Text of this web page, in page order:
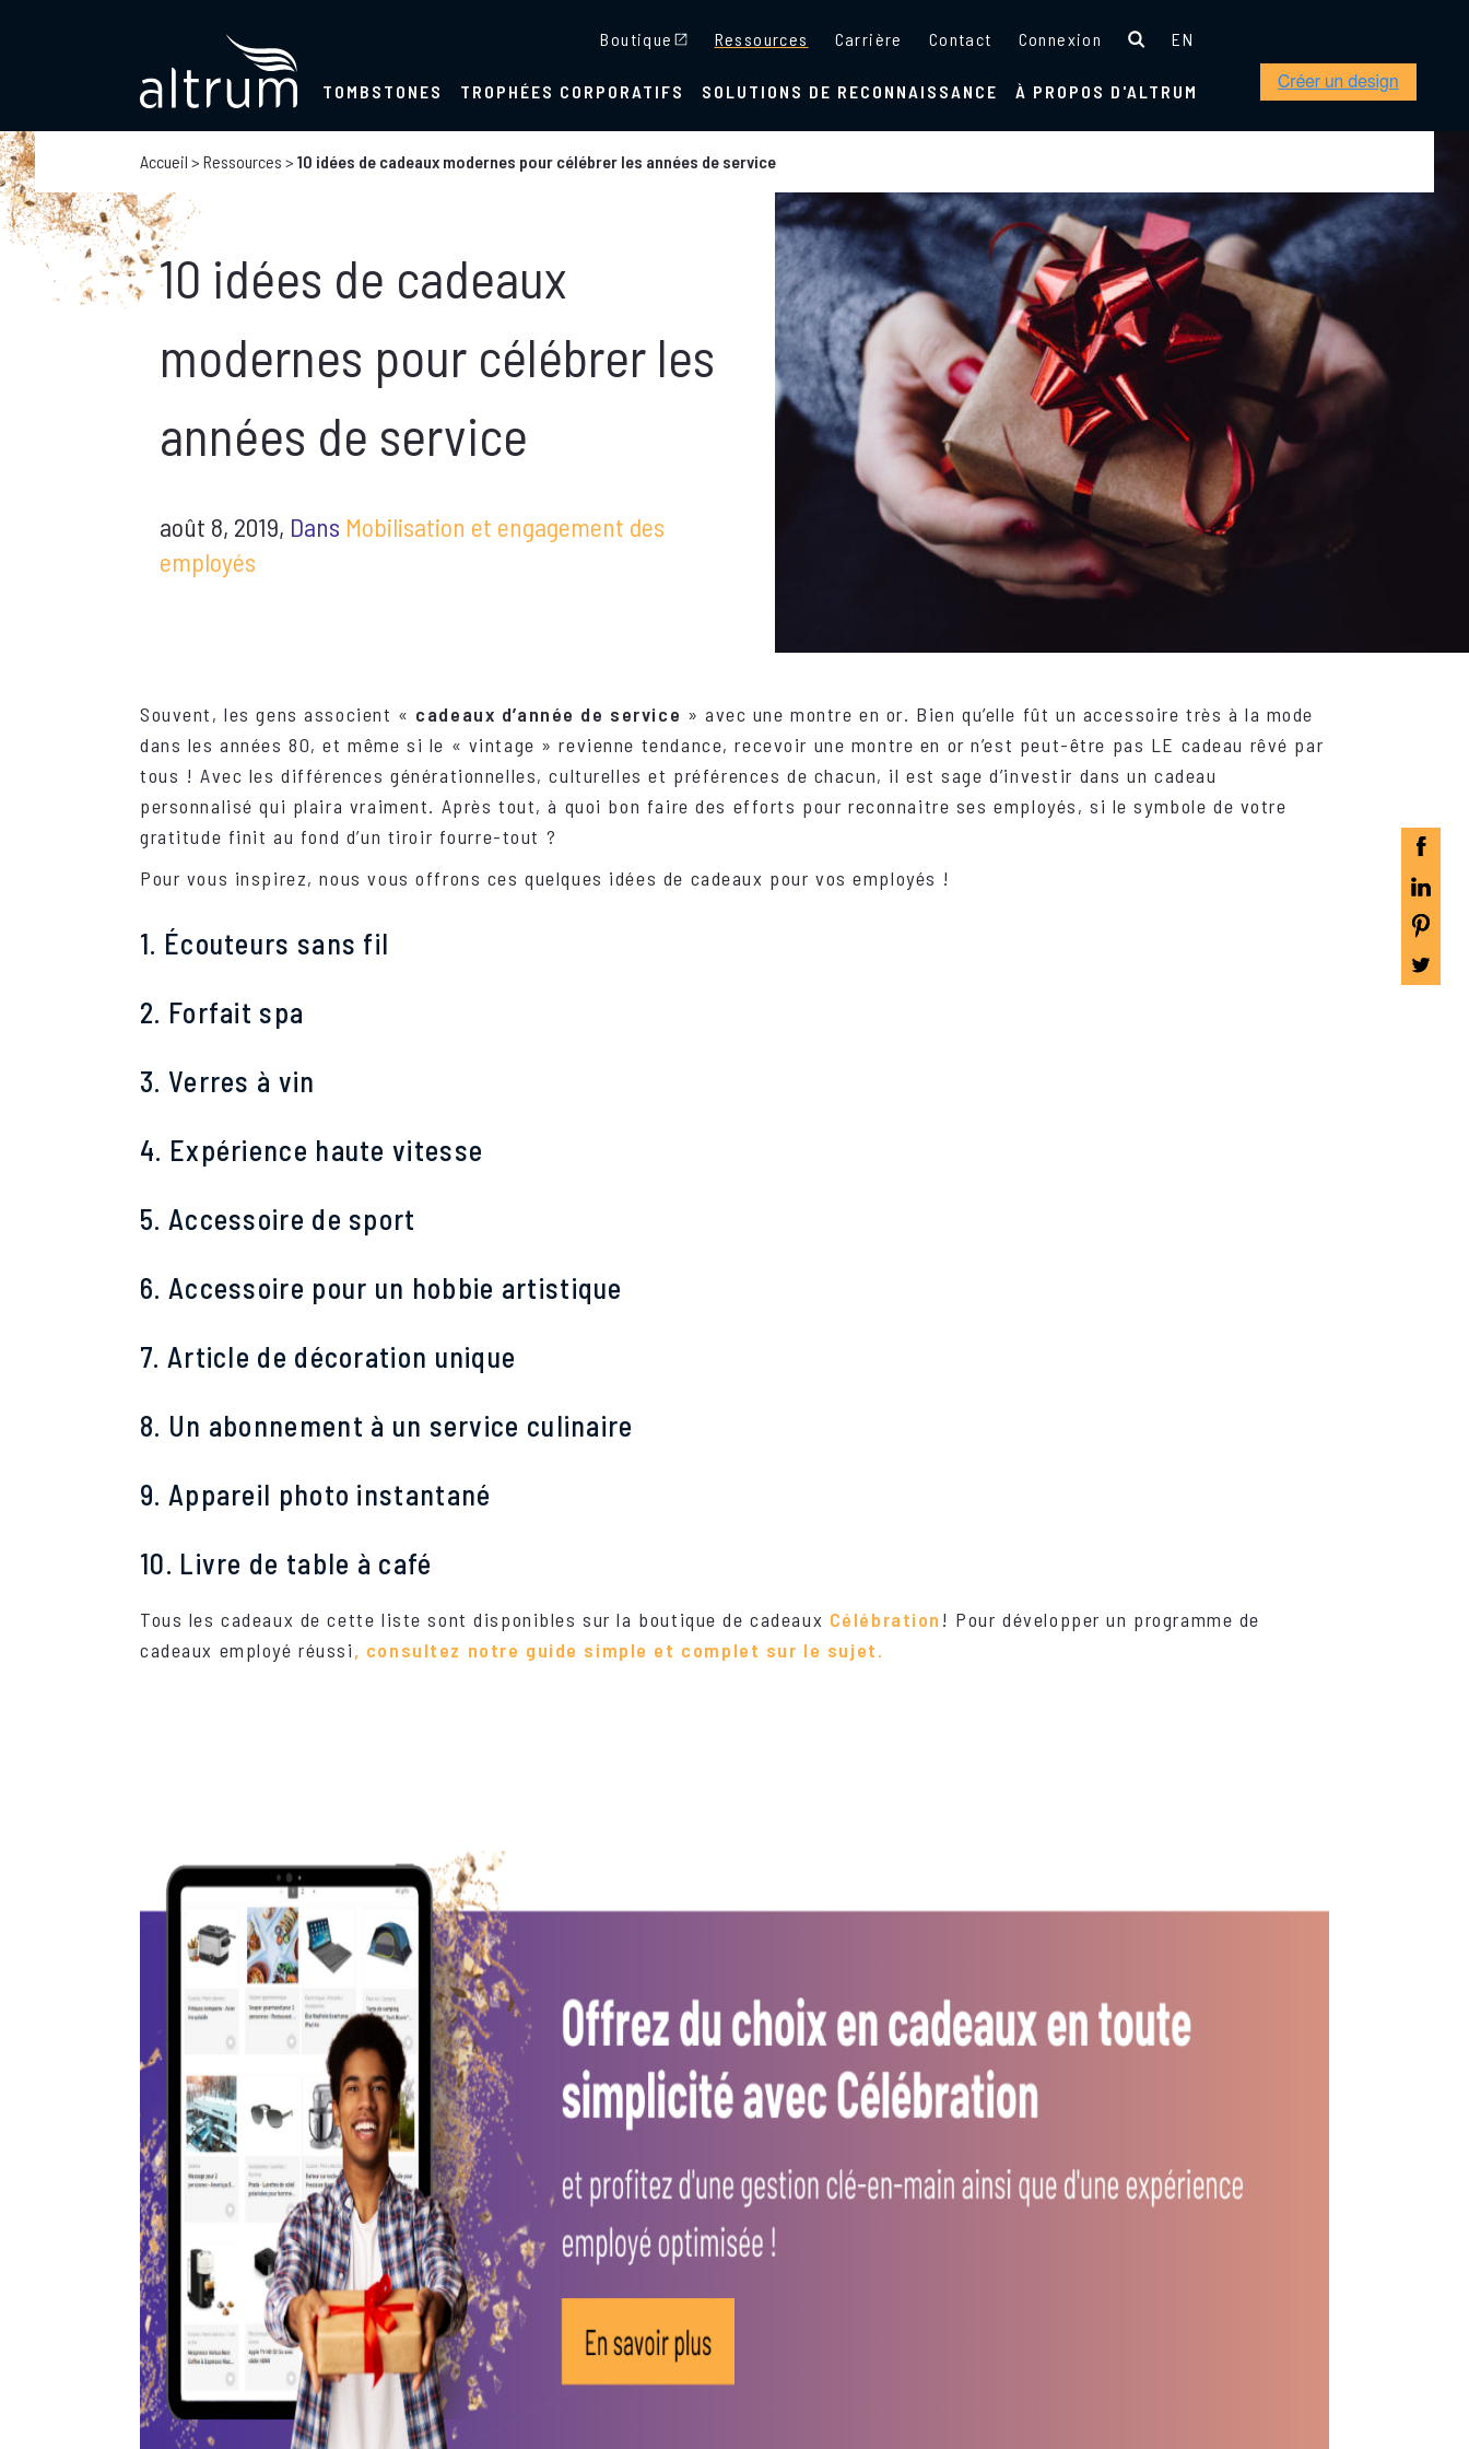
Boutique Ressources Carrière Contact Connexion EN
TOMBSTONES TROPHÉES CORPORATIFS SOLUTIONS DE RECONNAISSANCE À PROPOS D'ALTRUM
Accueil > Ressources > 10 idées de cadeaux modernes pour célébrer les années de service
10 idées de cadeaux
modernes pour célébrer les
années de service
août 8, 2019, Dans Mobilisation et engagement des
employés
Souvent, les gens associent « cadeaux d’année de service » avec une montre en or. Bien qu’elle fût un accessoire très à la mode
dans les années 80, et même si le « vintage » revienne tendance, recevoir une montre en or n’est peut-être pas LE cadeau rêvé par
tous ! Avec les différences générationnelles, culturelles et préférences de chacun, il est sage d’investir dans un cadeau
personnalisé qui plaira vraiment. Après tout, à quoi bon faire des efforts pour reconnaitre ses employés, si le symbole de votre
gratitude finit au fond d’un tiroir fourre-tout ?
Pour vous inspirez, nous vous offrons ces quelques idées de cadeaux pour vos employés !
1. Écouteurs sans fil
2. Forfait spa
3. Verres à vin
4. Expérience hautevitesse
5. Accessoire de sport
6. Accessoire pour un hobbie artistique
7. Article de décoration unique
8. Un abonnement à un service culinaire
9. Appareil photo instantané
10. Livre de table à café
Tous les cadeaux de cette liste sont disponibles sur la boutique de cadeaux Célébration ! Pour développer un programme de
cadeaux employé réussi, consultez notre guide simple et complet sur le sujet.